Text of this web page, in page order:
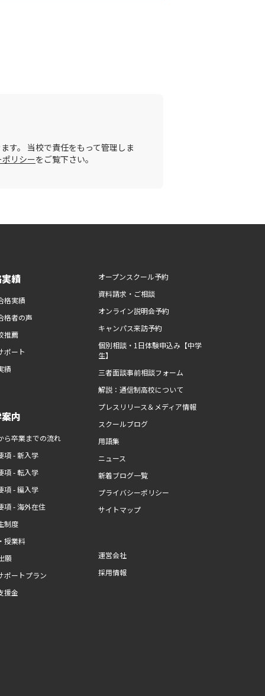
す。 当校で責任をもって管理しま
リシーをご覧下さい。
績
格実績
格者の声
推薦
ポート
績
内
ら卒業までの流れ
項 - 新入学
項 - 転入学
項 - 編入学
項 - 海外在住
制度
授業料
願
ポートプラン
援金
オープンスクール予約
資料請求・ご相談
オンライン説明会予約
キャンパス来訪予約
個別相談・1日体験申込み【中学
生】
三者面談事前相談フォーム
解説：通信制高校について
プレスリリース＆メディア情報
スクールブログ
用語集
ニュース
新着ブログ一覧
プライバシーポリシー
サイトマップ
運営会社
採用情報